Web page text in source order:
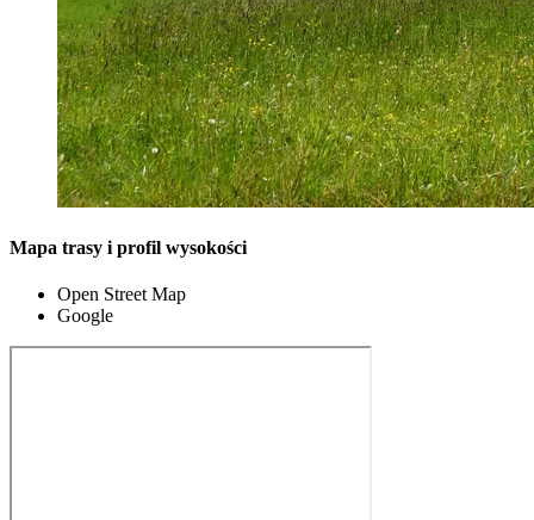
Mapa trasy i profil wysokości
Open Street Map
Google